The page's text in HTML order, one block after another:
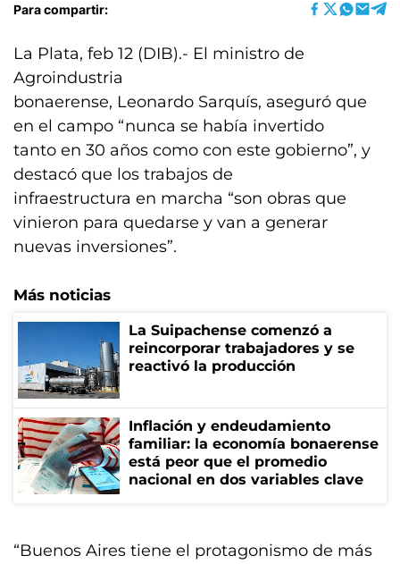
Para compartir:
La Plata, feb 12 (DIB).- El ministro de
Agroindustria
bonaerense, Leonardo Sarquís, aseguró que
en el campo “nunca se había invertido
tanto en 30 años como con este gobierno”, y
destacó que los trabajos de
infraestructura en marcha “son obras que
vinieron para quedarse y van a generar
nuevas inversiones”.
Más noticias
La Suipachense comenzó a
reincorporar trabajadores y se
reactivó la producción
Inflación y endeudamiento
familiar: la economía bonaerense
está peor que el promedio
nacional en dos variables clave
“Buenos Aires tiene el protagonismo de más